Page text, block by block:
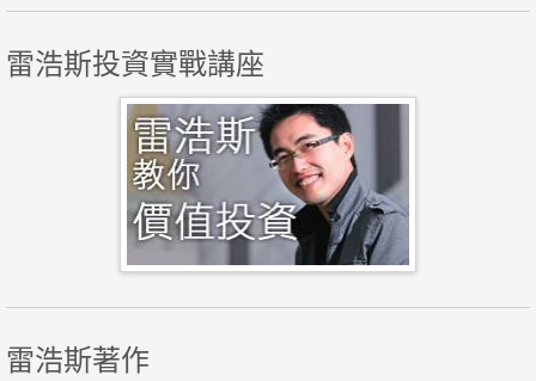
雷浩斯投資實戰講座
雷浩斯著作